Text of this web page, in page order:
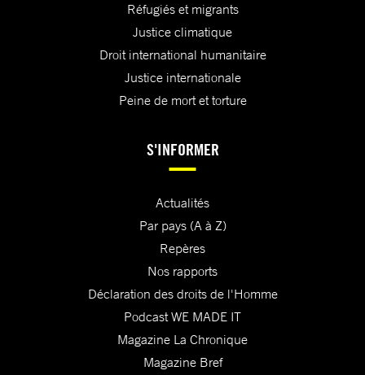
Réfugiés et migrants
Justice climatique
Droit international humanitaire
Justice internationale
Peine de mort et torture
S'INFORMER
Actualités
Par pays (A à Z)
Repères
Nos rapports
Déclaration des droits de l'Homme
Podcast WE MADE IT
Magazine La Chronique
Magazine Bref